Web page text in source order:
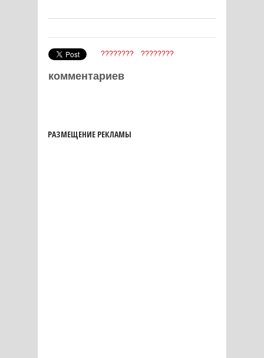
???????? ????????
комментариев
РАЗМЕЩЕНИЕ РЕКЛАМЫ